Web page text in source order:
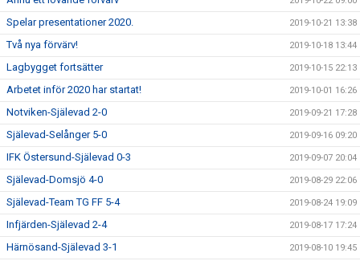
Spelar presentationer 2020. 2019-10-21 13:38
Två nya förvärv! 2019-10-18 13:44
Lagbygget fortsätter 2019-10-15 22:13
Arbetet inför 2020 har startat! 2019-10-01 16:26
Notviken-Själevad 2-0 2019-09-21 17:28
Själevad-Selånger 5-0 2019-09-16 09:20
IFK Östersund-Själevad 0-3 2019-09-07 20:04
Själevad-Domsjö 4-0 2019-08-29 22:06
Själevad-Team TG FF 5-4 2019-08-24 19:09
Infjärden-Själevad 2-4 2019-08-17 17:24
Härnösand-Själevad 3-1 2019-08-10 19:45